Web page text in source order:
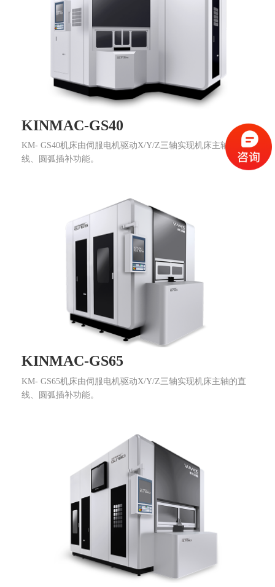
KINMAC-GS40
KM- GS40机床由伺服电机驱动X/Y/Z三轴实现机床主轴的直
线、圆弧插补功能。
KINMAC-GS65
KM- GS65机床由伺服电机驱动X/Y/Z三轴实现机床主轴的直
线、圆弧插补功能。